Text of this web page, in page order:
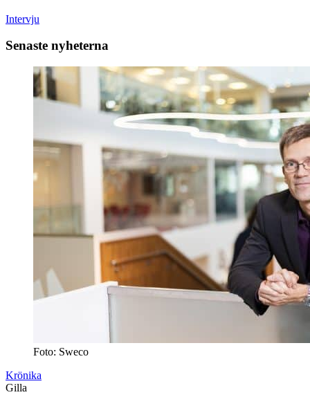
Intervju
Senaste nyheterna
Foto: Sweco
Krönika
Gilla